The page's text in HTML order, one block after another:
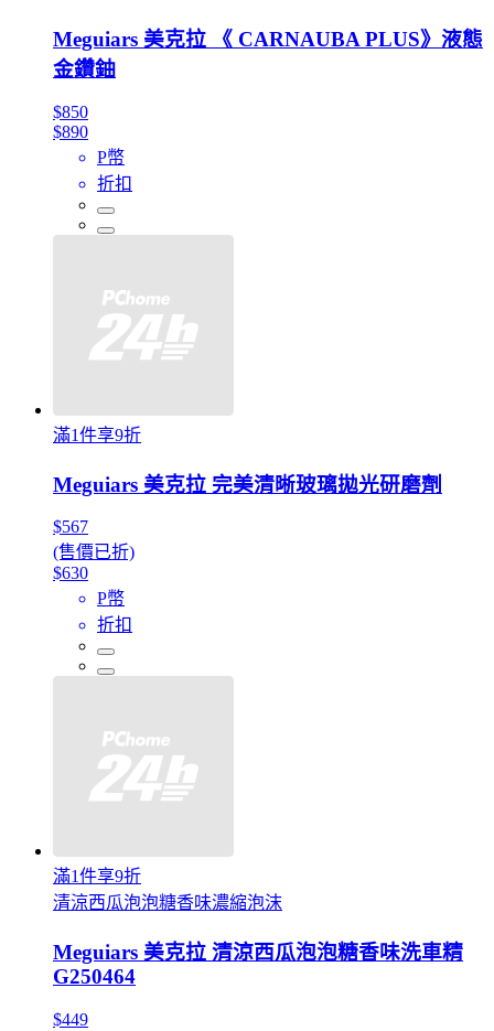
Meguiars 美克拉 《 CARNAUBA PLUS》液態
金鑽鈾
$850
$890
P幣
折扣
滿1件享9折
Meguiars 美克拉 完美清晰玻璃拋光研磨劑
$567
(售價已折)
$630
P幣
折扣
滿1件享9折
清涼西瓜泡泡糖香味濃縮泡沫
Meguiars 美克拉 清涼西瓜泡泡糖香味洗車精
G250464
$449